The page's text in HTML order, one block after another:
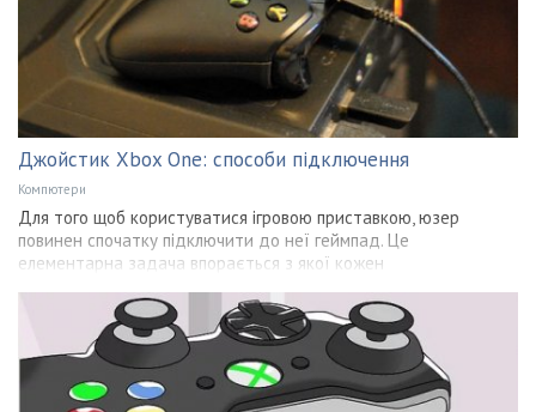
Джойстик Xbox One: способи підключення
Компютери
Для того щоб користуватися ігровою приставкою, юзер
повинен спочатку підключити до неї геймпад. Це
елементарна задача впорається з якої кожен